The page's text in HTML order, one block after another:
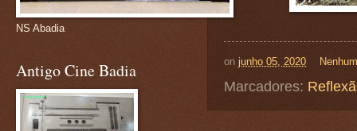
on junho 05, 2020
Marcadores:
NS Abadia
Antigo Cine Badia